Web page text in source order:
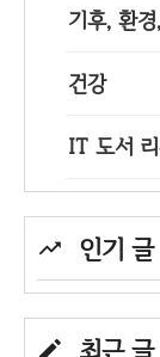
기후, 환
건강
IT 도서
인기 글
최근 글